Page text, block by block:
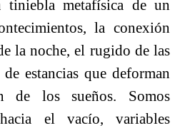
tiniebla metafísica de un
la conexión
la noche, el rugido de las
estancias que deforman
de los sueños. Somos
el vacío, variables